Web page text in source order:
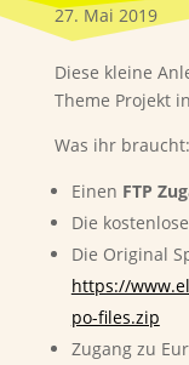
27. Mai 2019
Diese kleine
Theme Projekt
Was ihr braucht:
Einen FTP
Die kostenlose
Die Original
https://
po-files.zip
Zugang zu